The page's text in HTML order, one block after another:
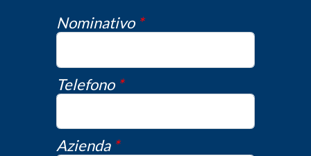
Nominativo *
Telefono *
Azienda *